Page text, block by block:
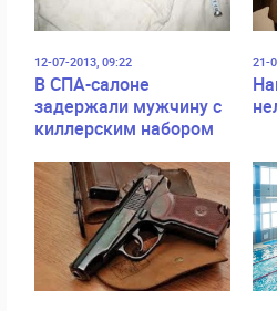
12-07-2013, 09:22
В СПА-салоне
задержали мужчину с
киллерским набором
21-